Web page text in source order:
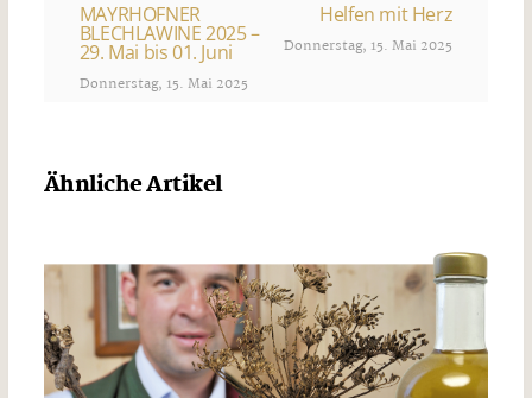
MAYRHOFNER
BLECHLAWINE 2025 –
29. Mai bis 01. Juni
Donnerstag, 15. Mai 2025
Helfen mit Herz
Donnerstag, 15. Mai 2025
Ähnliche Artikel